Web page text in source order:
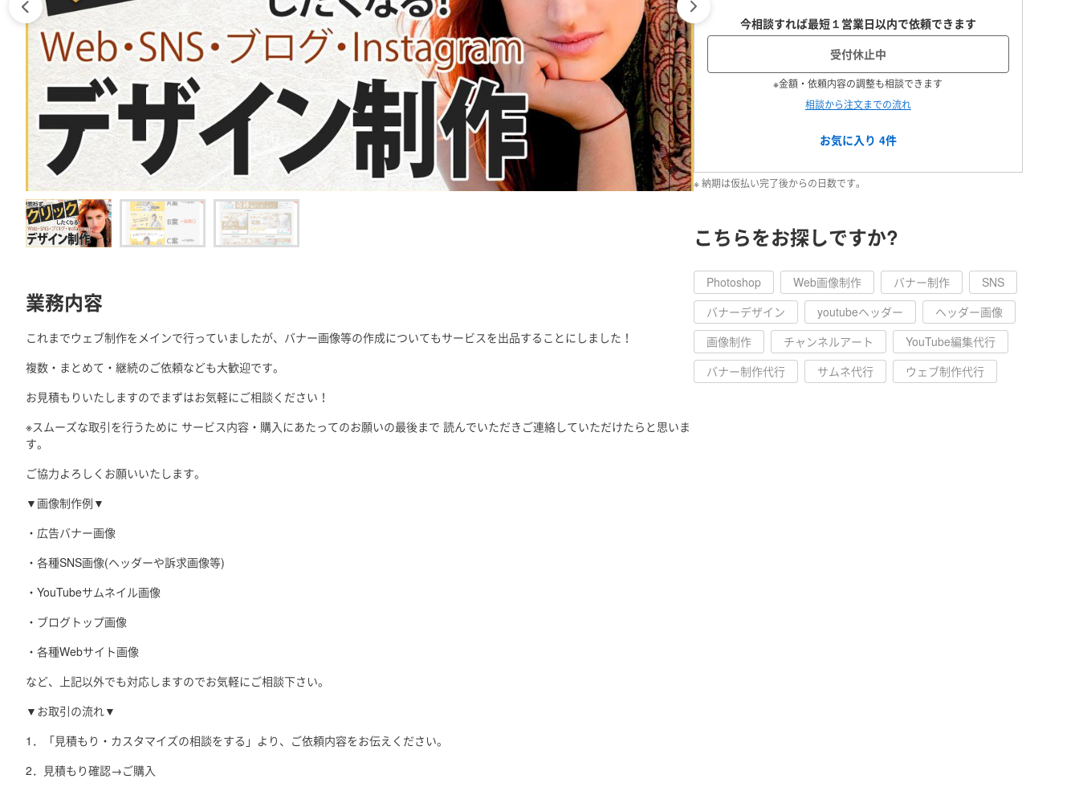
業務内容
これまでウェブ制作をメインで行っていましたが、バナー画像等の作成についてもサービスを出品することにしました！
複数・まとめて・継続のご依頼なども大歓迎です。
お見積もりいたしますのでまずはお気軽にご相談ください！
※スムーズな取引を行うために サービス内容・購入にあたってのお願いの最後まで 読んでいただきご連絡していただけたらと思いま
す。
ご協力よろしくお願いいたします。
▼画像制作例▼
・広告バナー画像
・各種SNS画像(ヘッダーや訴求画像等)
・YouTubeサムネイル画像
・ブログトップ画像
・各種Webサイト画像
など、上記以外でも対応しますのでお気軽にご相談下さい。
▼お取引の流れ▼
1．「見積もり・カスタマイズの相談をする」より、ご依頼内容をお伝えください。
2．見積もり確認→ご購入
今相談すれば最短１営業日以内で依頼できます
受付休止中
※金額・依頼内容の調整も相談できます
相談から注文までの流れ
お気に入り 4件
※ 納期は仮払い完了後からの日数です。
こちらをお探しですか?
Photoshop Web画像制作 バナー制作
SNS
バナーデザイン
youtubeヘッダー
ヘッダー画像
画像制作
チャンネルアート
YouTube編集代行
バナー制作代行
サムネ代行 ウェブ制作代行